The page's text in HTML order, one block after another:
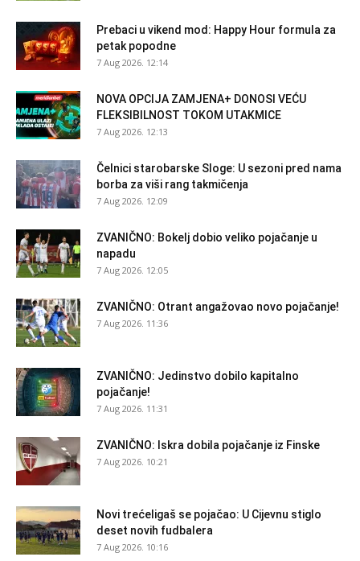
Prebaci u vikend mod: Happy Hour formula za
petak popodne
7 Aug 2026. 12:14
NOVA OPCIJA ZAMJENA+ DONOSI VEĆU
FLEKSIBILNOST TOKOM UTAKMICE
7 Aug 2026. 12:13
Čelnici starobarske Sloge: U sezoni pred nama
borba za viši rang takmičenja
7 Aug 2026. 12:09
ZVANIČNO: Bokelj dobio veliko pojačanje u
napadu
7 Aug 2026. 12:05
ZVANIČNO: Otrant angažovao novo pojačanje!
7 Aug 2026. 11:36
ZVANIČNO: Jedinstvo dobilo kapitalno
pojačanje!
7 Aug 2026. 11:31
ZVANIČNO: Iskra dobila pojačanje iz Finske
7 Aug 2026. 10:21
Novi trećeligaš se pojačao: U Cijevnu stiglo
deset novih fudbalera
7 Aug 2026. 10:16